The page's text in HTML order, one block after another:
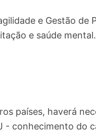
e Gestão de
e saúde mental.
países, haverá
- conhecimento do